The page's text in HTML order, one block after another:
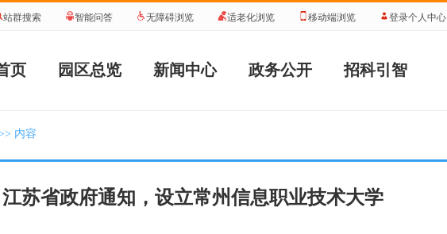
站群搜索 智能问答 无障碍浏览 适老化浏览 移动端浏览 登录个人中心
页 园区总览 新闻中心 政务公开 招科引智
内容
江苏省政府通知，设立常州信息职业技术大学